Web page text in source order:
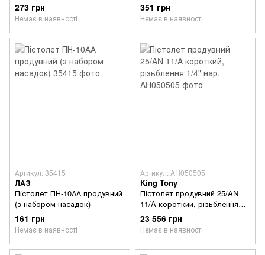
273 грн
Немає в наявності
351 грн
Немає в наявності
Артикул: 35415
ЛАЗ
Пістолет ПН-10АА продувний
(з набором насадок)
161 грн
Немає в наявності
Артикул: AH050505
King Tony
Пістолет продувний 25/AN
11/A короткий, різьблення
1/4" нар.
23 556 грн
Немає в наявності